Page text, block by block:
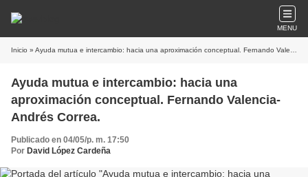
MENU
Inicio » Ayuda mutua e intercambio: hacia una aproximación conceptual. Fernando Valencia- Andrés Correa.
Ayuda mutua e intercambio: hacia una
aproximación conceptual. Fernando Valencia-
Andrés Correa.
Publicado en 04/05/p. m. 17:50
Por David López Cardeña